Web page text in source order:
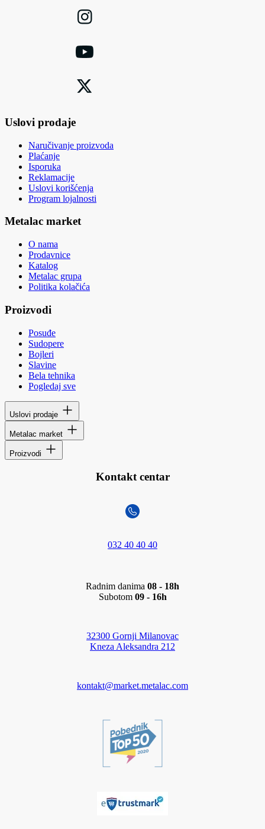
Uslovi prodaje
Naručivanje proizvoda
Plaćanje
Isporuka
Reklamacije
Uslovi korišćenja
Program lojalnosti
Metalac market
O nama
Prodavnice
Katalog
Metalac grupa
Politika kolačića
Proizvodi
Posuđe
Sudopere
Bojleri
Slavine
Bela tehnika
Pogledaj sve
Uslovi prodaje
Metalac market
Proizvodi
Kontakt centar
032 40 40 40
Radnim danima 08 - 18h
Subotom 09 - 16h
32300 Gornji Milanovac
Kneza Aleksandra 212
kontakt@market.metalac.com